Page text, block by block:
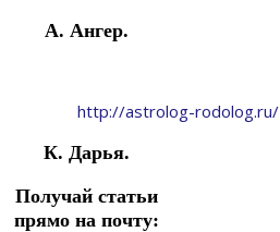
‎А. Ангер‎.
http://astrolog-rodolog.ru/
К. Дарья.
Получай статьи
прямо на почту: